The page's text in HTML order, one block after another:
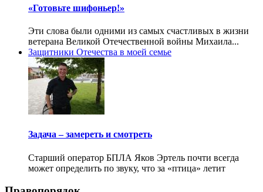
«Готовьте шифоньер!»
Эти слова были одними из самых счастливых в жизни
ветерана Великой Отечественной войны Михаила...
Защитники Отечества в моей семье
Задача – замереть и смотреть
Старший оператор БПЛА Яков Эртель почти всегда
может определить по звуку, что за «птица» летит